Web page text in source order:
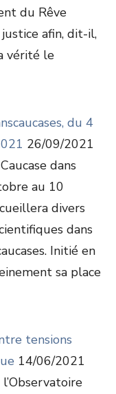
du Rêve
afin, dit-il,
vérité le
du 4
26/09/2021
dans
au 10
divers
dans
Initié en
sa place
tensions
14/06/2021